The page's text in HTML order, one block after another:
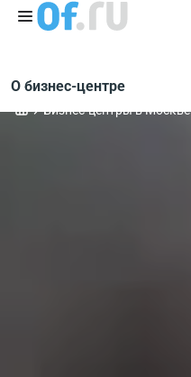
О бизнес-центре
Бизнес-центры в Москве